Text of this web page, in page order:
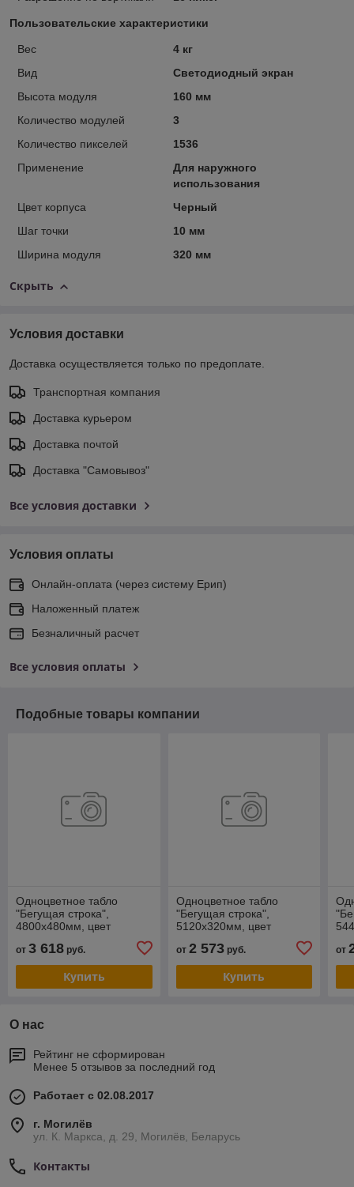
Пользовательские характеристики
Вес
4 кг
Вид
Светодиодный экран
Высота модуля
160 мм
Количество модулей
3
Количество пикселей
1536
Применение
Для наружного
использования
Цвет корпуса
Черный
Шаг точки
10 мм
Ширина модуля
320 мм
Скрыть
Условия доставки
Доставка осуществляется только по предоплате.
Транспортная компания
Доставка курьером
Доставка почтой
Доставка "Самовывоз"
Все условия доставки
Условия оплаты
Онлайн-оплата (через систему Ерип)
Наложенный платеж
Безналичный расчет
Все условия оплаты
Подобные товары компании
Одноцветное табло
"Бегущая строка",
4800х480мм, цвет
зелёный (белый, синий,
жёлтый)
от 3 618 руб.
Купить
Одноцветное табло
"Бегущая строка",
5120х320мм, цвет
зеленый (синий, белый,
желтый)
от 2 573руб.
Купить
от
О нас
Рейтинг не сформирован
Менее 5 отзывов за последний год
Работает с 02.08.2017
г. Могилёв
ул. К. Маркса, д. 29, Могилёв, Беларусь
Контакты